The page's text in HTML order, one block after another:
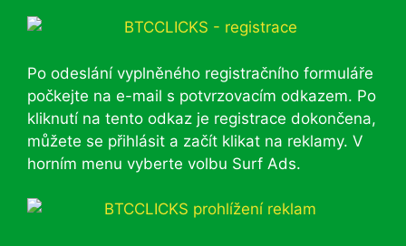
Po odeslání vyplněného registračního formuláře
počkejte na e-mail s potvrzovacím odkazem. Po
kliknutí na tento odkaz je registrace dokončena,
můžete se přihlásit a začít klikat na reklamy. V
horním menu vyberte volbu Surf Ads.